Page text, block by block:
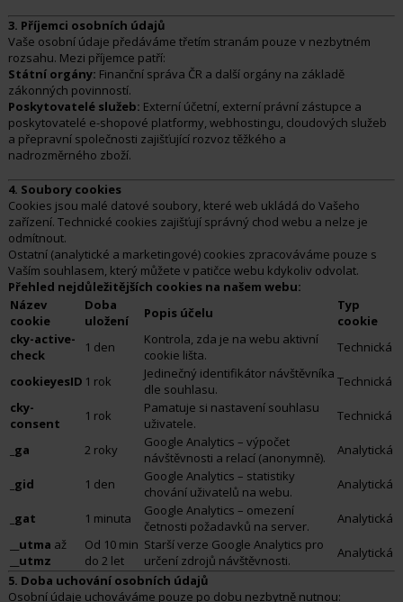
3. Příjemci osobních údajů
Vaše osobní údaje předáváme třetím stranám pouze v nezbytném
rozsahu. Mezi příjemce patří:
Státní orgány: Finanční správa ČR a další orgány na základě
zákonných povinností.
Poskytovatelé služeb: Externí účetní, externí právní zástupce a
poskytovatelé e-shopové platformy, webhostingu, cloudových služeb
a přepravní společnosti zajišťující rozvoz těžkého a
nadrozměrného zboží.
4. Soubory cookies
Cookies jsou malé datové soubory, které web ukládá do Vašeho
zařízení. Technické cookies zajišťují správný chod webu a nelze je
odmítnout.
Ostatní (analytické a marketingové) cookies zpracováváme pouze s
Vaším souhlasem, který můžete v patičce webu kdykoliv odvolat.
Přehled nejdůležitějších cookies na našem webu:
Název
cookie
Doba
uložení
Popis účelu
Typ
cookie
cky-active-
check
1 den
Kontrola, zda je na webu aktivní
cookie lišta.
Technická
cookieyesID 1 rok
Jedinečný identifikátor návštěvníka
dle souhlasu.
Technická
cky-
consent
1 rok
Pamatuje si nastavení souhlasu
uživatele.
Technická
_ga 2 roky
Google Analytics – výpočet
návštěvnosti a relací (anonymně).
Analytická
_gid 1 den
Google Analytics – statistiky
chování uživatelů na webu.
Analytická
_gat 1 minuta
Google Analytics – omezení
četnosti požadavků na server.
Analytická
__utma až
__utmz
Od 10 min
do 2 let
Starší verze Google Analytics pro
určení zdrojů návštěvnosti.
Analytická
5. Doba uchování osobních údajů
Osobní údaje uchováváme pouze po dobu nezbytně nutnou: